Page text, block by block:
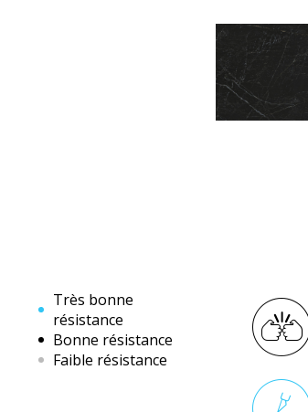
Très bonne
résistance
Bonne résistance
Faible résistance